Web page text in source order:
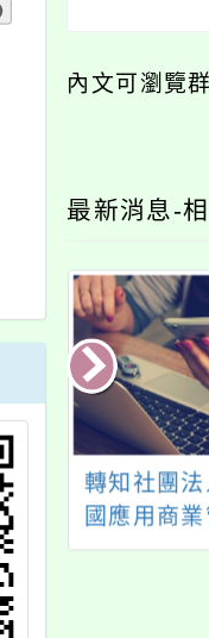
內文可瀏覽
最新消息-
生
業
業
國
臺
轉知社團
國應用商
心理探索營